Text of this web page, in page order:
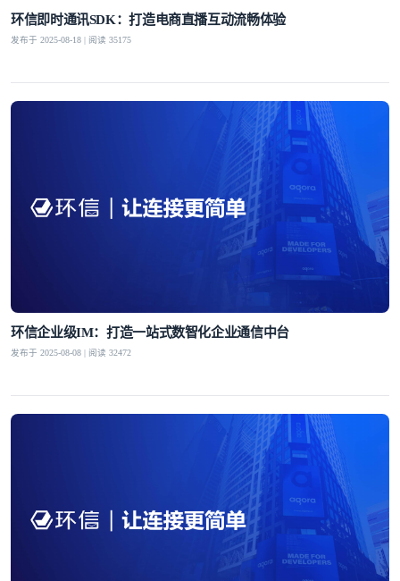
环信即时通讯SDK：打造电商直播互动流畅体验
发布于 2025-08-18 | 阅读 35175
环信企业级IM：打造一站式数智化企业通信中台
发布于 2025-08-08 | 阅读 32472